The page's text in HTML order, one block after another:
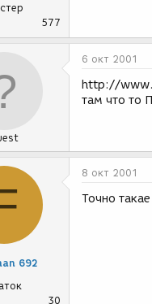
577
6 окт 2001
http://
там что то
692
30
8 окт 2001
Точно